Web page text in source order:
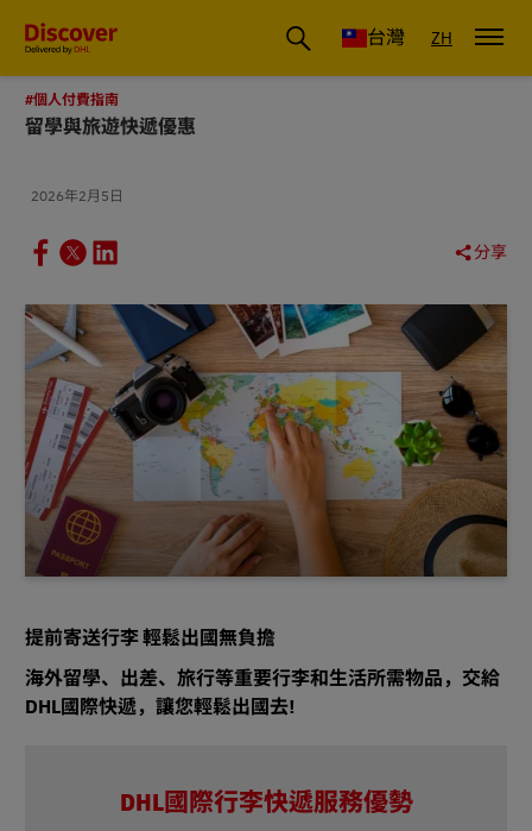
DHL 台灣：國際快遞商業洞察與物流指南台灣 ZH
#個人付費指南
留學與旅遊快遞優惠
2026年2月5日
分享
提前寄送行李 輕鬆出國無負擔
海外留學、出差、旅行等重要行李和生活所需物品，交給
DHL國際快遞，讓您輕鬆出國去!
DHL國際行李快遞服務優勢